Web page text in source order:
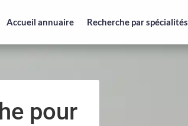
Accueil annuaire Recherche par spécialités
pour